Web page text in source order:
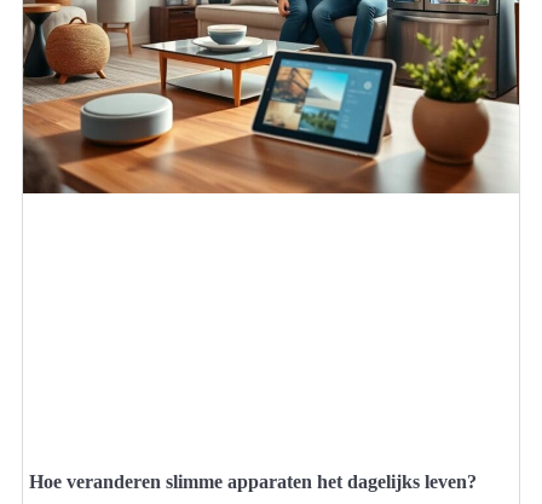
Hoe veranderen slimme apparaten het dagelijks leven?